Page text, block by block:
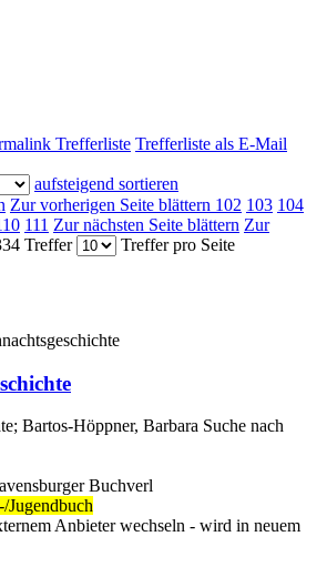
Trefferliste Trefferliste als E-Mail
aufsteigend sortieren
Zur vorherigen Seite blättern 102 103 104
111 Zur nächsten Seite blättern Zur
Treffer Treffer pro Seite
; Bartos-Höppner, Barbara Suche nach
Buchverl
Jugendbuch
Anbieter wechseln - wird in neuem